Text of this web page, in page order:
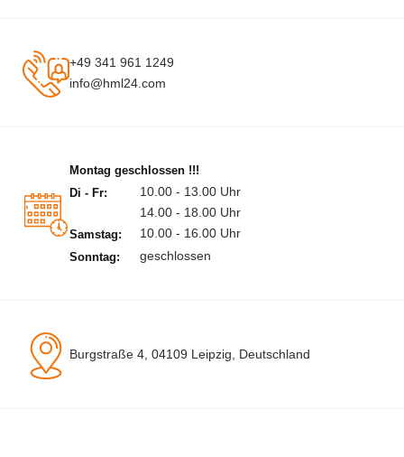
+49 341 961 1249
info@hml24.com
Montag geschlossen !!!
Di - Fr:
10.00 - 13.00 Uhr
14.00 - 18.00 Uhr
Samstag: 10.00 - 16.00 Uhr
Sonntag: geschlossen
Burgstraße 4, 04109 Leipzig, Deutschland